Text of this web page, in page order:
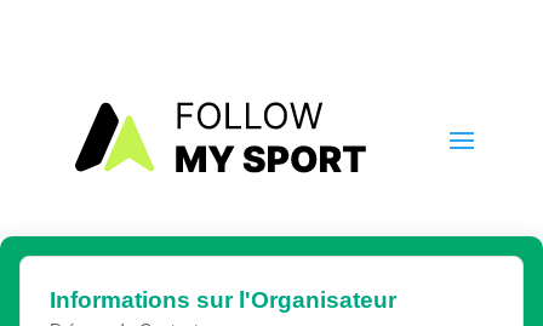
Informations sur l'Organisateur